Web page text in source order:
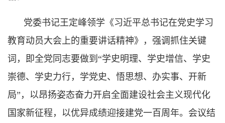
党委书记王定峰领学《习近平总书记在党史学习
教育动员大会上的重要讲话精神》，强调抓住关键
词，即全党同志要做到“学史明理、学史增信、学史
崇德、学史力行，学党史、悟思想、办实事、开新
局”，以昂扬姿态奋力开启全面建设社会主义现代化
国家新征程，以优异成绩迎接建党一百周年。会议结